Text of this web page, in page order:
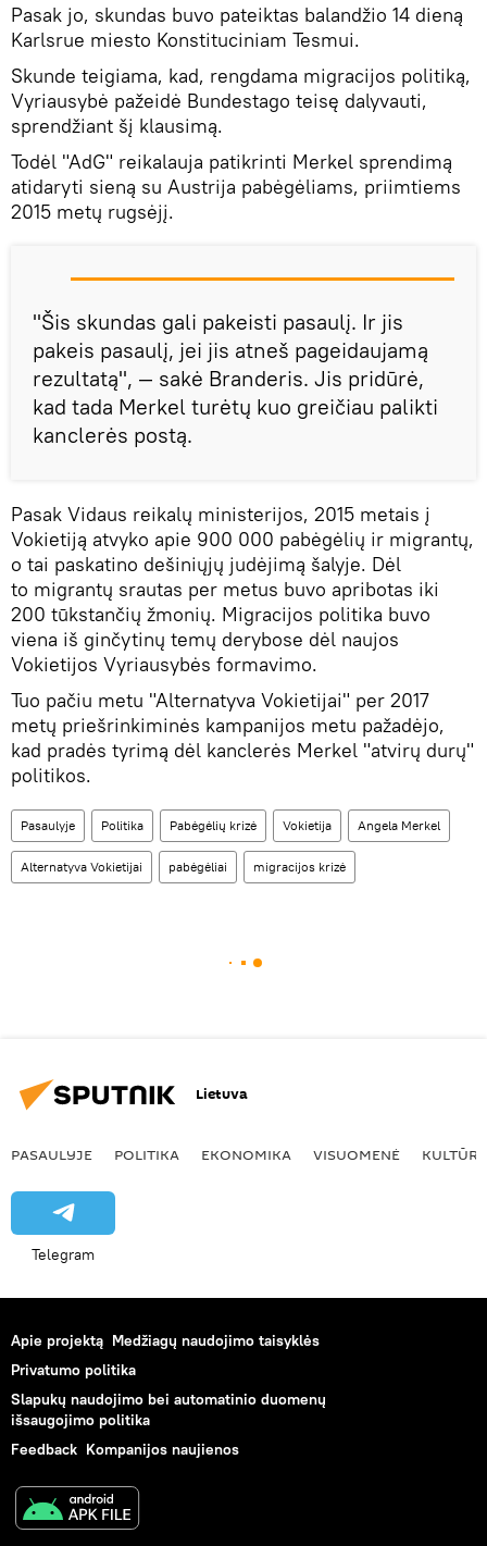
Pasak jo, skundas buvo pateiktas balandžio 14 dieną
Karlsrue miesto Konstituciniam Tesmui.
Skunde teigiama, kad, rengdama migracijos politiką,
Vyriausybė pažeidė Bundestago teisę dalyvauti,
sprendžiant šį klausimą.
Todėl "AdG" reikalauja patikrinti Merkel sprendimą
atidaryti sieną su Austrija pabėgėliams, priimtiems
2015 metų rugsėjį.
"Šis skundas gali pakeisti pasaulį. Ir jis
pakeis pasaulį, jei jis atneš pageidaujamą
rezultatą", — sakė Branderis. Jis pridūrė,
kad tada Merkel turėtų kuo greičiau palikti
kanclerės postą.
Pasak Vidaus reikalų ministerijos, 2015 metais į
Vokietiją atvyko apie 900 000 pabėgėlių ir migrantų,
o tai paskatino dešiniųjų judėjimą šalyje. Dėl
to migrantų srautas per metus buvo apribotas iki
200 tūkstančių žmonių. Migracijos politika buvo
viena iš ginčytinų temų derybose dėl naujos
Vokietijos Vyriausybės formavimo.
Tuo pačiu metu "Alternatyva Vokietijai" per 2017
metų priešrinkiminės kampanijos metu pažadėjo,
kad pradės tyrimą dėl kanclerės Merkel "atvirų durų"
politikos.
Pasaulyje Politika Pabėgėlių krizė Vokietija Angela Merkel
Alternatyva Vokietijai pabėgėliai migracijos krizė
Lietuva
PASAULYJE POLITIKA EKONOMIKA VISUOMENĖ KULTŪRA
Telegram
Apie projektą Medžiagų naudojimo taisyklės
Privatumo politika
Slapukų naudojimo bei automatinio duomenų
išsaugojimo politika
Feedback Kompanijos naujienos